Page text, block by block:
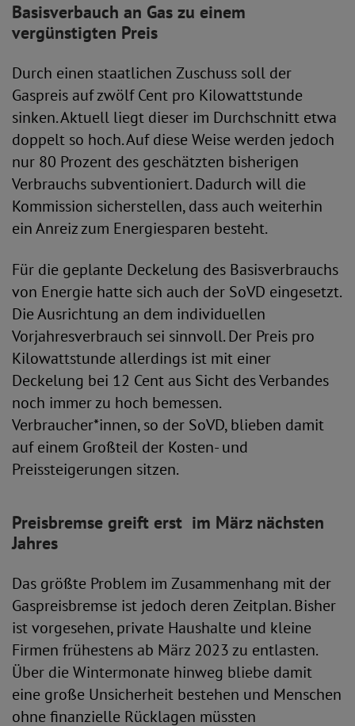
Basisverbauch an Gas zu einem
vergünstigten Preis
Durch einen staatlichen Zuschuss soll der
Gaspreis auf zwölf Cent pro Kilowattstunde
sinken. Aktuell liegt dieser im Durchschnitt etwa
doppelt so hoch. Auf diese Weise werden jedoch
nur 80 Prozent des geschätzten bisherigen
Verbrauchs subventioniert. Dadurch will die
Kommission sicherstellen, dass auch weiterhin
ein Anreiz zum Energiesparen besteht.
Für die geplante Deckelung des Basisverbrauchs
von Energie hatte sich auch der SoVD eingesetzt.
Die Ausrichtung an dem individuellen
Vorjahresverbrauch sei sinnvoll. Der Preis pro
Kilowattstunde allerdings ist mit einer
Deckelung bei 12 Cent aus Sicht des Verbandes
noch immer zu hoch bemessen.
Verbraucher*innen, so der SoVD, blieben damit
auf einem Großteil der Kosten- und
Preissteigerungen sitzen.
Preisbremse greift erst im März nächsten
Jahres
Das größte Problem im Zusammenhang mit der
Gaspreisbremse ist jedoch deren Zeitplan. Bisher
ist vorgesehen, private Haushalte und kleine
Firmen frühestens ab März 2023 zu entlasten.
Über die Wintermonate hinweg bliebe damit
eine große Unsicherheit bestehen und Menschen
ohne finanzielle Rücklagen müssten